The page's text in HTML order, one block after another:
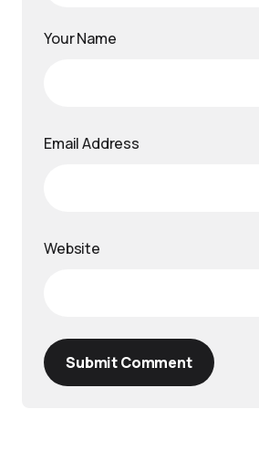
Your Name
Email Address
Website
Submit Comment